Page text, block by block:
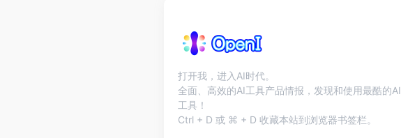
打开我，进入AI时代。
全面、高效的AI工具产品情报，发现和使用最酷的AI
工具！
Ctrl + D 或 ⌘ + D 收藏本站到浏览器书签栏。